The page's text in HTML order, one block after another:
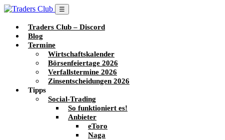
☰
Traders Club – Discord
Blog
Termine
Wirtschaftskalender
Börsenfeiertage 2026
Verfallstermine 2026
Zinsentscheidungen 2026
Tipps
Social-Trading
So funktioniert es!
Anbieter
eToro
Naga